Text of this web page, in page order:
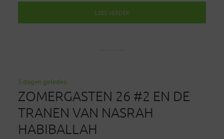
LEES VERDER
5 dagen geleden
ZOMERGASTEN 26 #2 EN DE
TRANEN VAN NASRAH
HABIBALLAH